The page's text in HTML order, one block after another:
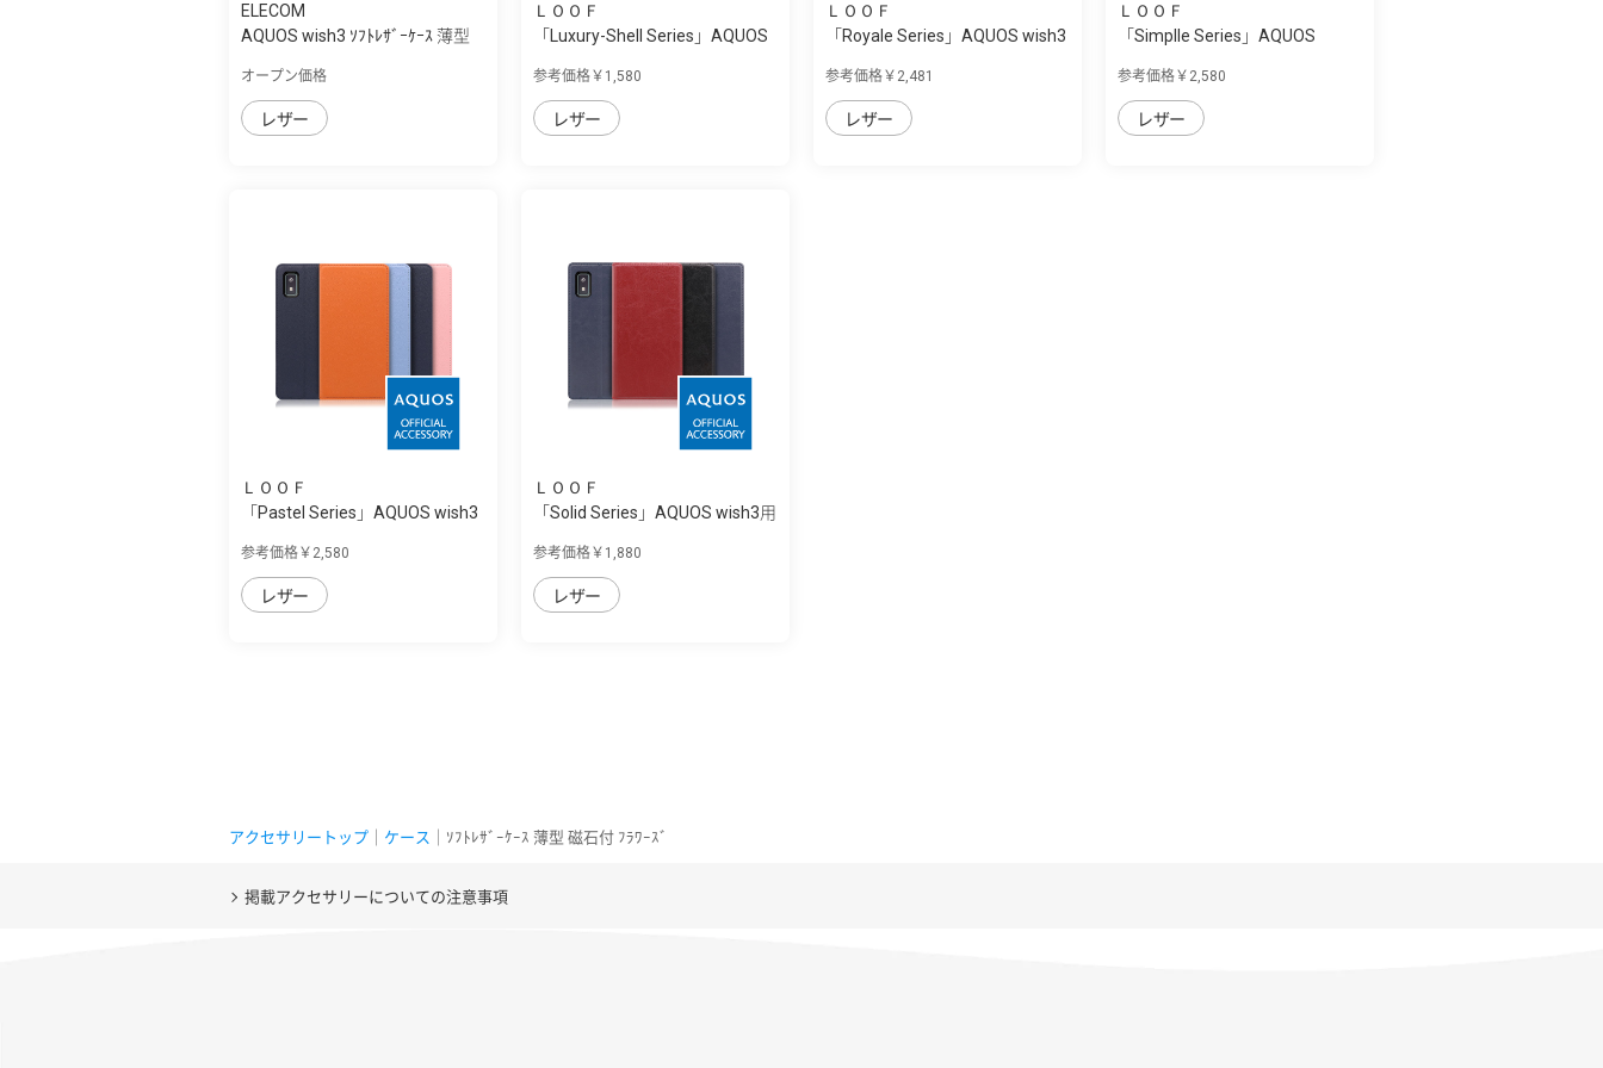
ELECOM
AQUOS wish3 ｿﾌﾄﾚｻﾞｰｹｰｽ 薄型
オープン価格
レザー
ＬＯＯＦ
「Luxury-Shell Series」AQUOS
参考価格￥1,580
レザー
ＬＯＯＦ
「Royale Series」AQUOS wish3
参考価格￥2,481
レザー
ＬＯＯＦ
「Simplle Series」AQUOS
参考価格￥2,580
レザー
ＬＯＯＦ
「Pastel Series」AQUOS wish3
参考価格￥2,580
レザー
ＬＯＯＦ
「Solid Series」AQUOS wish3用
参考価格￥1,880
レザー
アクセサリートップ ケース ｜ｿﾌﾄﾚｻﾞｰｹｰｽ 薄型 磁石付 ﾌﾗﾜｰｽﾞ
掲載アクセサリーについての注意事項